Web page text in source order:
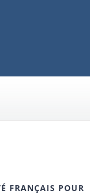
FRANÇAIS POUR